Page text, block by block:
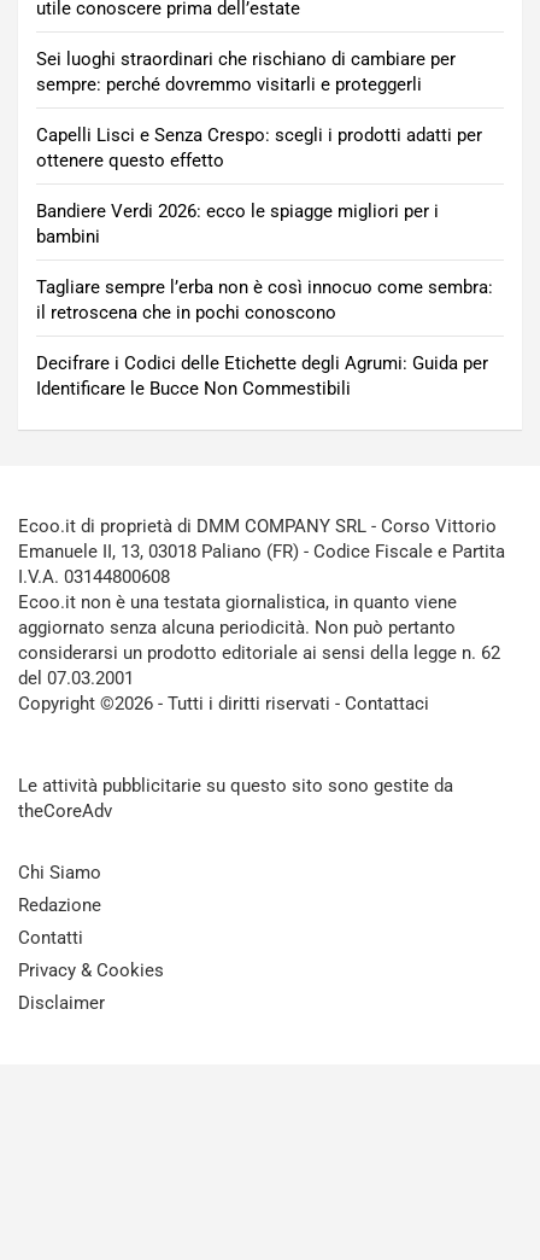
utile conoscere prima dell’estate
Sei luoghi straordinari che rischiano di cambiare per
sempre: perché dovremmo visitarli e proteggerli
Capelli Lisci e Senza Crespo: scegli i prodotti adatti per
ottenere questo effetto
Bandiere Verdi 2026: ecco le spiagge migliori per i
bambini
Tagliare sempre l’erba non è così innocuo come sembra:
il retroscena che in pochi conoscono
Decifrare i Codici delle Etichette degli Agrumi: Guida per
Identificare le Bucce Non Commestibili
Ecoo.it di proprietà di DMM COMPANY SRL - Corso Vittorio
Emanuele II, 13, 03018 Paliano (FR) - Codice Fiscale e Partita
I.V.A. 03144800608
Ecoo.it non è una testata giornalistica, in quanto viene
aggiornato senza alcuna periodicità. Non può pertanto
considerarsi un prodotto editoriale ai sensi della legge n. 62
del 07.03.2001
Copyright ©2026 - Tutti i diritti riservati - Contattaci
Le attività pubblicitarie su questo sito sono gestite da
theCoreAdv
Chi Siamo
Redazione
Contatti
Privacy & Cookies
Disclaimer